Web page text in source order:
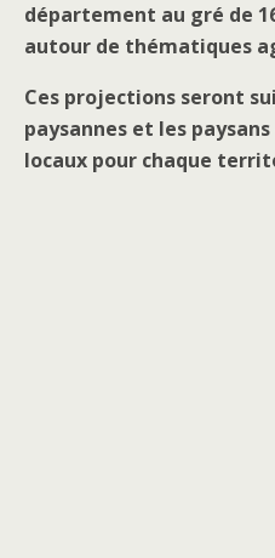
département au gré de
autour de thématiques
Ces projections seront
paysannes et les
locaux pour chaque